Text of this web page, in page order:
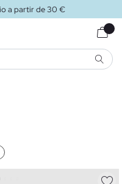
ENVIO GRÁTISao loja